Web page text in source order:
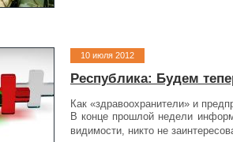
10 июля 2012
Республика: Будем
Как «здравоохранители» и
В конце прошлой недели
видимости, никто не